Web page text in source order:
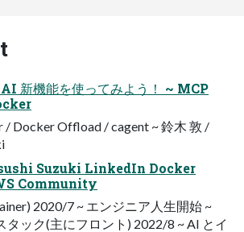
新機能を使ってみよう！ ~ MCP
/ Docker Offload / cagent ~ 鈴木 敦 /
Suzuki LinkedIn Docker
Community
2020/7 ~ エンジニア人生開始 ~
タック(主にフロント) 2022/8 ~ AI とイ